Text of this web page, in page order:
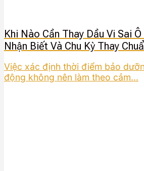
Khi Nào Cần Thay Dầu Vi Sai
Nhận Biết Và Chu Kỳ Thay
Việc xác định thời điểm bảo
động không nên làm theo cảm...